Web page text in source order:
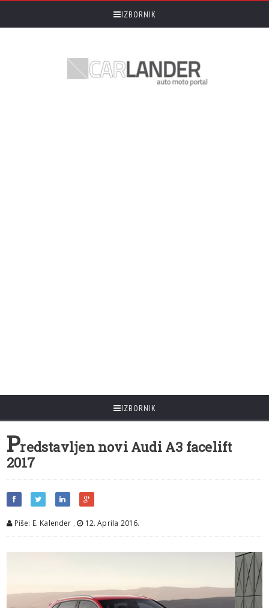
IZBORNIK
IZBORNIK
Predstavljen novi Audi A3 facelift
2017
Piše: E. Kalender , 12. Aprila 2016.